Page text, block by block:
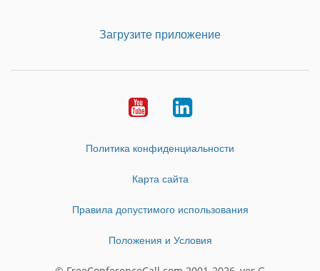
Загрузите приложение
YoutubeLinkedIn
Политика конфиденциальности
Карта сайта
Правила допустимого использования
Положения и Условия